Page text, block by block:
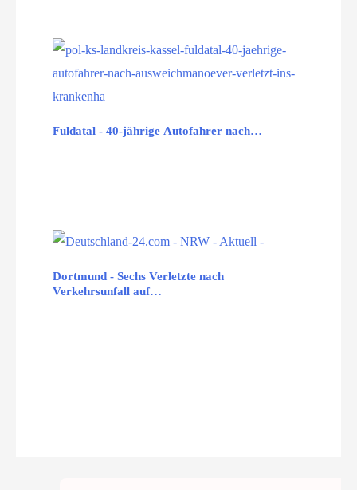
Fuldatal - 40-jährige Autofahrer nach…
Dortmund - Sechs Verletzte nach
Verkehrsunfall auf…